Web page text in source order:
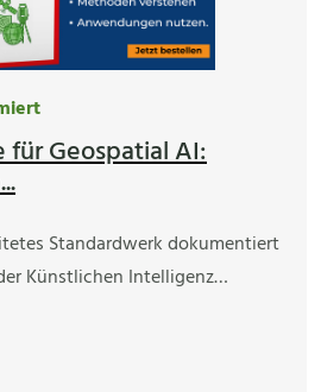
Geospatial AI:
Standardwerk dokumentiert
Künstlichen Intelligenz…